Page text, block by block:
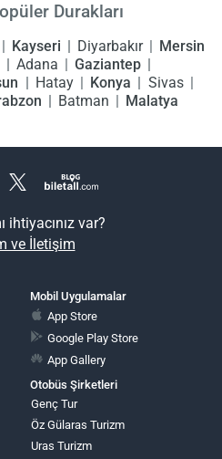
Durakları
Kayseri Diyarbakır
Mersin
Adana
Gaziantep
Hatay Konya
Sivas
Batman Malatya
ihtiyacınız var?
ve İletişim
Mobil Uygulamalar
App Store
Google Play Store
App Gallery
Otobüs Şirketleri
Genç Tur
Öz Gülaras Turizm
Uras Turizm